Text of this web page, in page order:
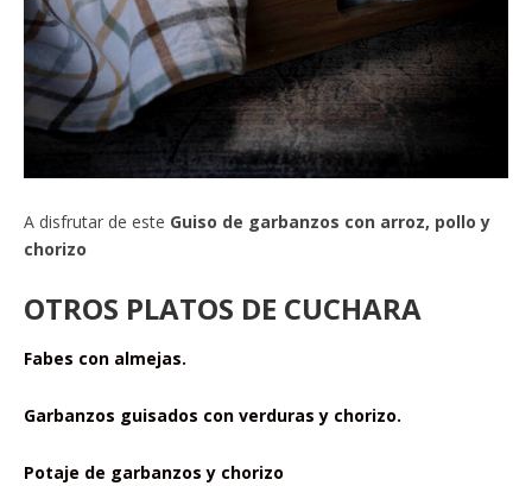
A disfrutar de este Guiso de garbanzos con arroz, pollo y
chorizo
OTROS PLATOS DE CUCHARA
Fabes con almejas.
Garbanzos guisados con verduras y chorizo.
Potaje de garbanzos y chorizo